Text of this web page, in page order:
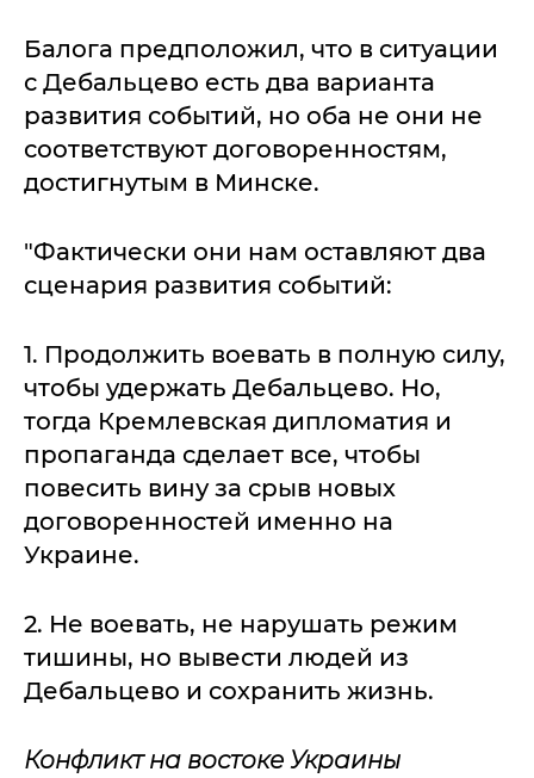
Балога предположил, что в ситуации
с Дебальцево есть два варианта
развития событий, но оба не они не
соответствуют договоренностям,
достигнутым в Минске.
"Фактически они нам оставляют два
сценария развития событий:
1. Продолжить воевать в полную силу,
чтобы удержать Дебальцево. Но,
тогда Кремлевская дипломатия и
пропаганда сделает все, чтобы
повесить вину за срыв новых
договоренностей именно на
Украине.
2. Не воевать, не нарушать режим
тишины, но вывести людей из
Дебальцево и сохранить жизнь.
Конфликт на востоке Украины